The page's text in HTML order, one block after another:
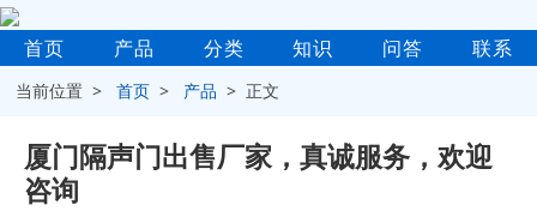
首页 产品 分类 知识 问答 联系
当前位置 >首页 > 产品 > 正文
厦门隔声门出售厂家，真诚服务，欢迎
咨询